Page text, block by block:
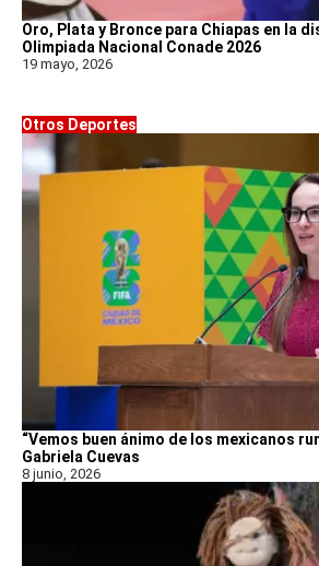
Oro, Plata y Bronce para Chiapas en la
Olimpiada Nacional Conade 2026
19 mayo, 2026
Otros Deportes
“Vemos buen ánimo de los mexicanos
Gabriela Cuevas
8 junio, 2026